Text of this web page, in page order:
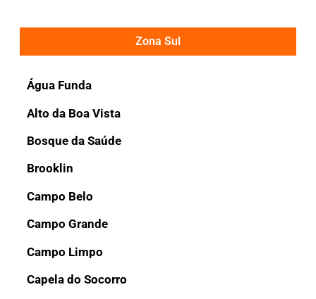
Zona Sul
Água Funda
Alto da Boa Vista
Bosque da Saúde
Brooklin
Campo Belo
Campo Grande
Campo Limpo
Capela do Socorro